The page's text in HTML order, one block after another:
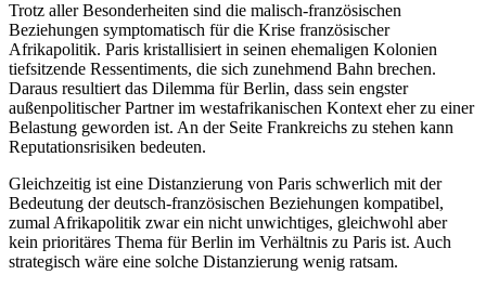
Trotz aller Besonderheiten sind die malisch-französischen
Beziehungen symptomatisch für die Krise französischer
Afrikapolitik. Paris kristallisiert in seinen ehemaligen Kolonien
tiefsitzende Ressentiments, die sich zunehmend Bahn brechen.
Daraus resultiert das Dilemma für Berlin, dass sein engster
außenpolitischer Partner im westafrikanischen Kontext eher zu einer
Belastung geworden ist. An der Seite Frankreichs zu stehen kann
Reputationsrisiken bedeuten.
Gleichzeitig ist eine Distanzierung von Paris schwerlich mit der
Bedeutung der deutsch-französischen Beziehungen kompatibel,
zumal Afrikapolitik zwar ein nicht unwichtiges, gleichwohl aber
kein prioritäres Thema für Berlin im Verhältnis zu Paris ist. Auch
strategisch wäre eine solche Distanzierung wenig ratsam.